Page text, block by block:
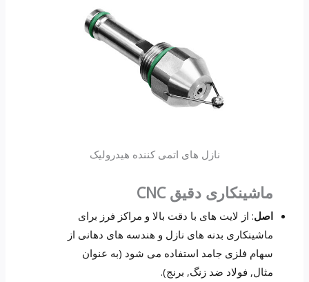
نازل های اتمی کننده هیدرولیک
ماشینکاری دقیق CNC
اصل: از لایت های با دقت بالا و مراکز فرز برای
ماشینکاری بدنه های نازل و هندسه های دهانی از
سهام فلزی جامد استفاده می شود (به عنوان
مثال, فولاد ضد زنگ, برنج).